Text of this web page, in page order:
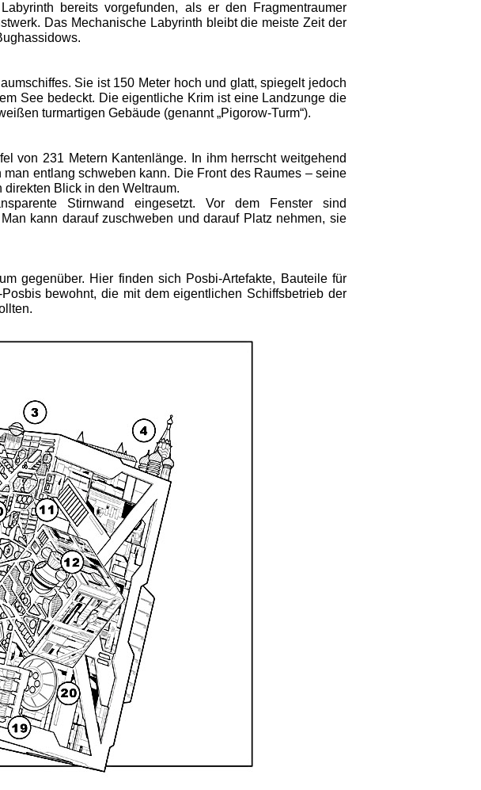
bereits vorgefunden, als er den Fragmentraumer
Das Mechanische Labyrinth bleibt die meiste Zeit der
Sie ist 150 Meter hoch und glatt, spiegelt jedoch
See bedeckt. Die eigentliche Krim ist eine Landzunge die
turmartigen Gebäude (genannt „Pigorow-Turm“).
von 231 Metern Kantenlänge. In ihm herrscht weitgehend
entlang schweben kann. Die Front des Raumes – seine
Blick in den Weltraum.
Stirnwand eingesetzt. Vor dem Fenster sind
kann darauf zuschweben und darauf Platz nehmen, sie
gegenüber. Hier finden sich Posbi-Artefakte, Bauteile für
bewohnt, die mit dem eigentlichen Schiffsbetrieb der